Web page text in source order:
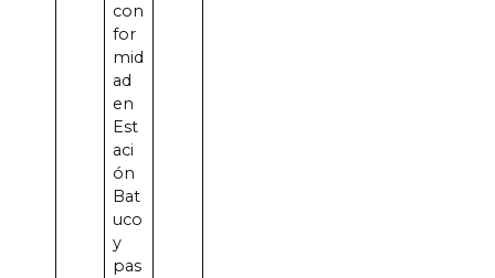
con
for
mid
ad
en
Est
aci
ón
Bat
uco
y
pas